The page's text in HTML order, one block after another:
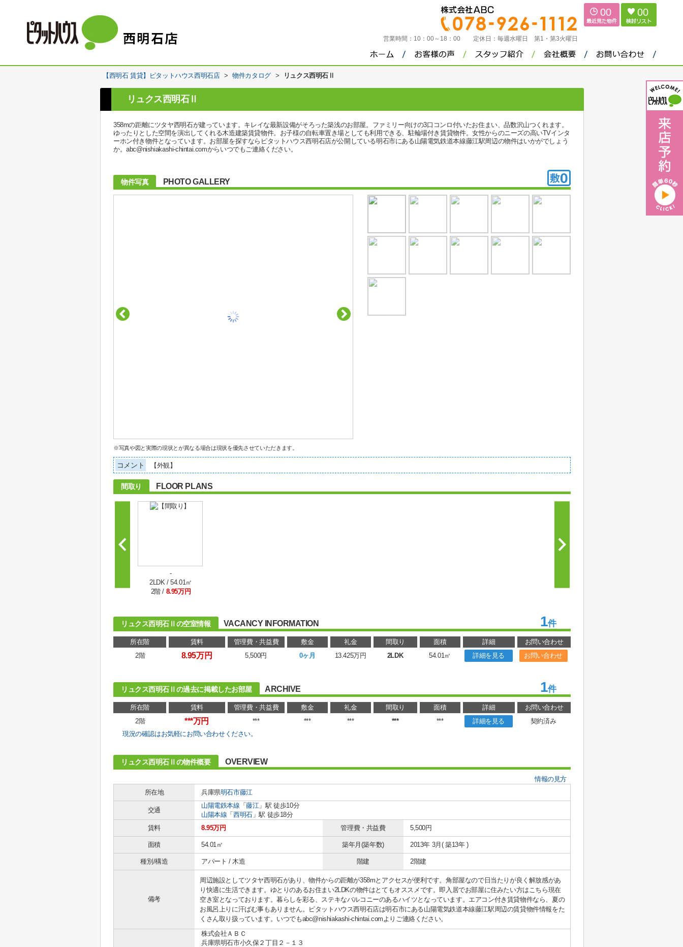
営業時間： 10：00～18：00 定休日： 毎週水曜日 第1・第3火曜日
00 00
【西明石 賃貸】ピタットハウス西明石店 > 物件カタログ > リュクス西明石Ⅱ
リュクス西明石Ⅱ
358mの距離にツタヤ西明石が建っています。キレイな最新設備がそろった築浅のお部屋。ファミリー向けの3口コンロ付いたお住まい、品数沢山つくれます。
ゆったりとした空間を演出してくれる木造建築賃貸物件。お子様の自転車置き場としても利用できる、駐輪場付き賃貸物件。女性からのニーズの高いTVインタ
ーホン付き物件となっています。お部屋を探すならピタットハウス西明石店が公開している明石市にある山陽電気鉄道本線藤江駅周辺の物件はいかがでしょう
か。abc@nishiakashi-chintai.comからいつでもご連絡ください。
物件写真 PHOTO GALLERY
※写真や図と実際の現状とが異なる場合は現状を優先させていただきます。
コメント 【外観】
間取り FLOOR PLANS
-
2LDK / 54.01㎡
2階 / 8.95万円
リュクス西明石Ⅱの空室情報 VACANCY INFORMATION 1件
所在階 賃料 管理費・共益費 敷金 礼金 間取り 面積 詳細
お問い合わせ
2階
8.95万円 5,500円 0ヶ月 13.425万円 2LDK 54.01㎡ 詳細を見る お問い合わせ
リュクス西明石Ⅱの過去に掲載したお部屋 ARCHIVE 1件
所在階 賃料 管理費・共益費 敷金 礼金 間取り 面積 詳細
お問い合わせ
2階
***万円 *** *** *** *** *** 詳細を見る
契約済み
現況の確認はお気軽にお問い合わせください。
リュクス西明石Ⅱの物件概要 OVERVIEW
情報の見方
所在地
兵庫県明石市藤江
交通
山陽電鉄本線 「藤江」駅 徒歩10分
山陽本線 「西明石」駅 徒歩18分
賃料
8.95万円 管理費・共益費 5,500円
面積 54.01㎡ 築年月(築年数) 2013年 3月( 築13年 )
種別/構造 アパート / 木造 階建 2階建
備考
周辺施設としてツタヤ西明石があり、物件からの距離が358mとアクセスが便利です。角部屋なので日当たりが良く解放感があ
り快適に生活できます。ゆとりのあるお住まい2LDKの物件はとてもオススメです。即入居でお部屋に住みたい方はこちら現在
空き室となっております。暮らしを彩る、ステキなバルコニーのあるハイツとなっています。エアコン付き賃貸物件なら、夏の
お風呂上りに汗ばむ事もありません。ピタットハウス西明石店は明石市にある山陽電気鉄道本線藤江駅周辺の賃貸物件情報をた
くさん取り扱っています。いつでもabc@nishiakashi-chintai.comよりご連絡ください。
株式会社ＡＢＣ
兵庫県明石市小久保２丁目２－１３